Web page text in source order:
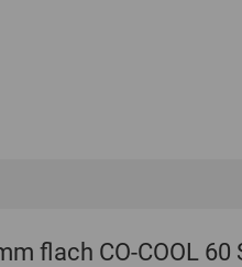
flach CO-COOL 60